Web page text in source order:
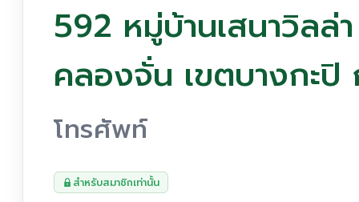
592 หมู่บ้านเสนาวิล
คลองจั่น เขตบางกะ
โทรศัพท์
สำหรับสมาชิกเท่านั้น